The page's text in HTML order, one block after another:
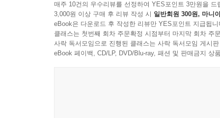
매주 10건의 우수리뷰를 선정하여 YES포인트 3만원을 드
3,000원 이상 구매 후 리뷰 작성 시 일반회원 300원, 마니
eBook은 다운로드 후 작성한 리뷰만 YES포인트 지급됩니
클래스는 첫번째 회차 주문확정 시점부터 마지막 회차 주
사락 독서모임으로 진행된 클래스는 사락 독서모임 게시
eBook 페이백, CD/LP, DVD/Blu-ray, 패션 및 판매금지 상